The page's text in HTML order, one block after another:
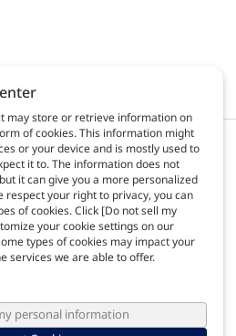
may store or retrieve information on
of cookies. This information might
or your device and is mostly used to
it to. The information does not
it can give you a more personalized
respect your right to privacy, you can
of cookies. Click [Do not sell my
your cookie settings on our
types of cookies may impact your
services we are able to offer.
personal information